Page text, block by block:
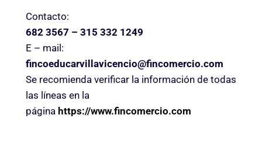
Contacto:
682 3567 – 315 332 1249
E – mail:
fincoeducarvillavicencio@fincomercio.com
Se recomienda verificar la información de todas
las líneas en la
página https://www.fincomercio.com